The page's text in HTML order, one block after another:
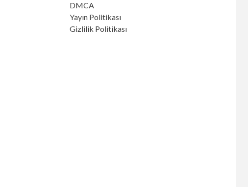
DMCA
Yayın Politikası
Gizlilik Politikası